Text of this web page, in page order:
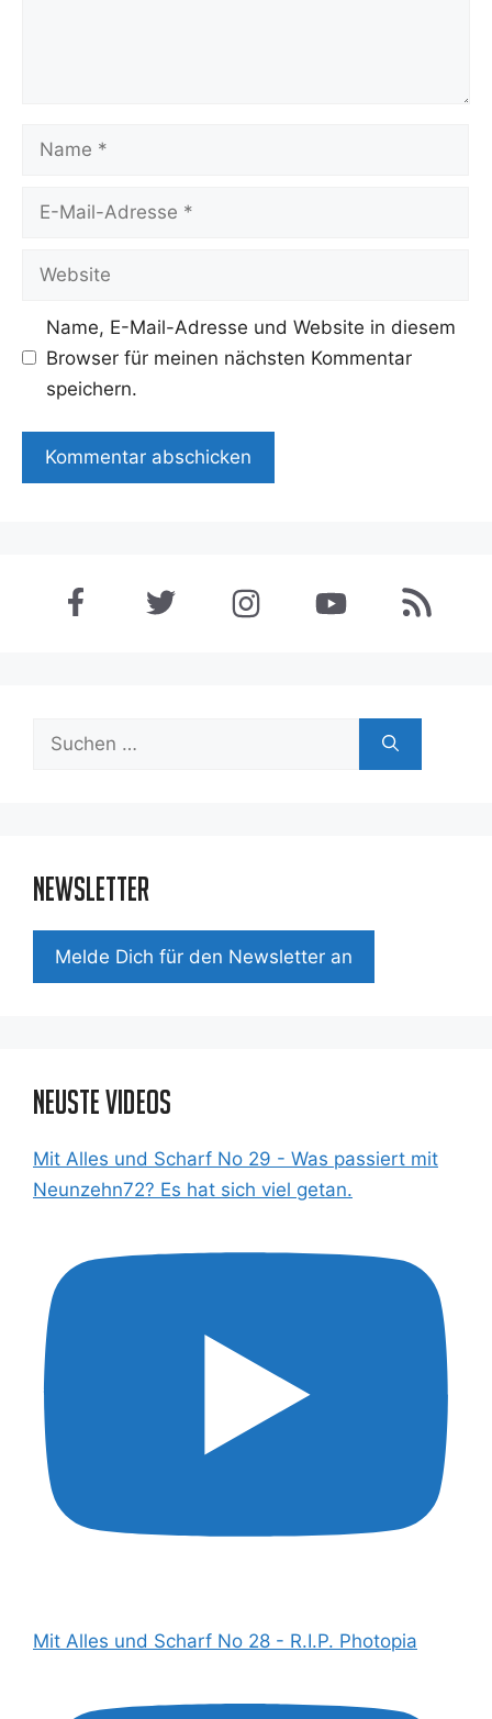
Name
Adresse
Website
Name, E-Mail-Adresse und Website in diesem
Browser für meinen nächsten Kommentar
speichern.
Suchen
Newsletter
Mel­de Dich für den News­let­ter an
Neuste Videos
Mit Alles und Scharf No 29 - Was passiert mit
Neunzehn72? Es hat sich viel getan.
Mit Alles und Scharf No 28 - R.I.P. Photopia